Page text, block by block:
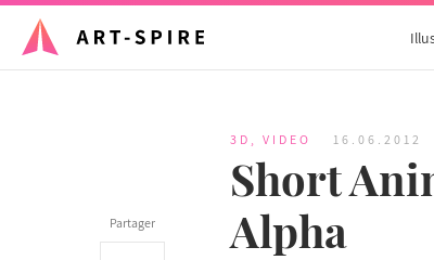
3D , VIDEO 16.06.2012
Short
Alpha
Partager